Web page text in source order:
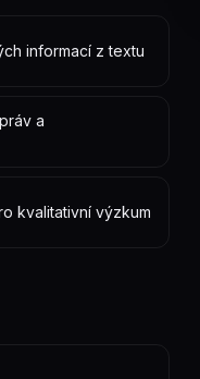
informací z textu
a
kvalitativní výzkum